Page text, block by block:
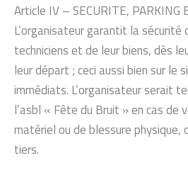
Article IV – SECURITE, PARKING
L’organisateur garantit la sécurité
techniciens et de leur biens, dès
leur départ ; ceci aussi bien sur le
immédiats. L’organisateur serait
l’asbl « Fête du Bruit » en cas de
matériel ou de blessure physique,
tiers.